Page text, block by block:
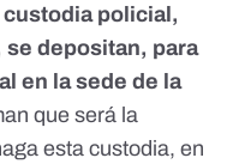
policial,
se depositan, para
en la sede de la
que será la
esta custodia, en